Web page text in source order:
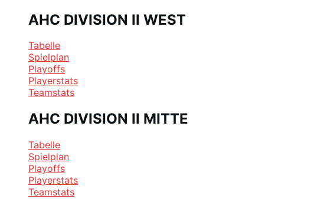
AHC DIVISION II WEST
Tabelle
Spielplan
Playoffs
Playerstats
Teamstats
AHC DIVISION II MITTE
Tabelle
Spielplan
Playoffs
Playerstats
Teamstats